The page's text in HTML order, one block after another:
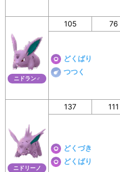
ニドラン♂
105 76
どくばり
つつく
ニドリーノ
137 111
どくづき
どくばり